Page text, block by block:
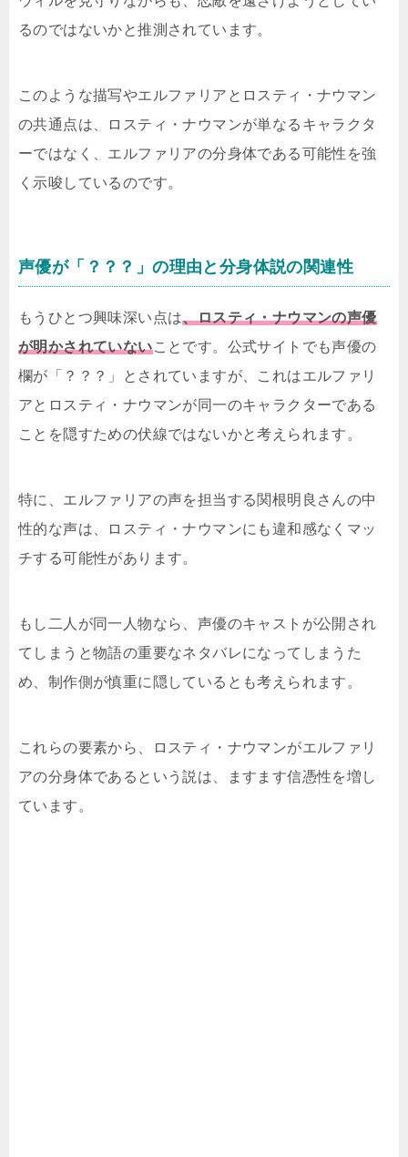
るのではないかと推測されています。
このような描写やエルファリアとロスティ・ナウマン
の共通点は、ロスティ・ナウマンが単なるキャラクタ
ーではなく、エルファリアの分身体である可能性を強
く示唆しているのです。
声優が「？？？」の理由と分身体説の関連性
もうひとつ興味深い点は、ロスティ・ナウマンの声優
が明かされていないことです。公式サイトでも声優の
欄が「？？？」とされていますが、これはエルファリ
アとロスティ・ナウマンが同一のキャラクターである
ことを隠すための伏線ではないかと考えられます。
特に、エルファリアの声を担当する関根明良さんの中
性的な声は、ロスティ・ナウマンにも違和感なくマッ
チする可能性があります。
もし二人が同一人物なら、声優のキャストが公開され
てしまうと物語の重要なネタバレになってしまうた
め、制作側が慎重に隠しているとも考えられます。
これらの要素から、ロスティ・ナウマンがエルファリ
アの分身体であるという説は、ますます信憑性を増し
ています。